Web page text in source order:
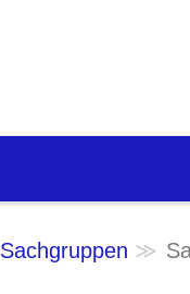
Sachgruppen